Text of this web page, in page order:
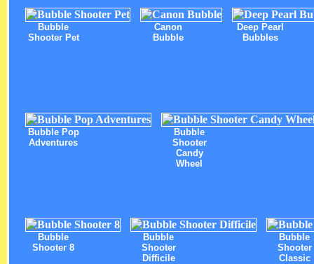
Bubble
Shooter Pet
Canon
Bubble
Deep Pearl
Bubbles
Bubble Pop
Adventures
Bubble
Shooter
Candy
Wheel
Bubble
Shooter 8
Bubble
Shooter
Difficile
Bubble
Shooter
Classic